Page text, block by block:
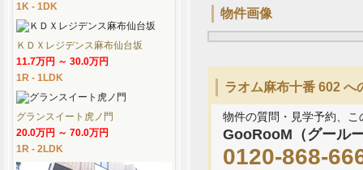
物件画像
ラオム麻布十番 602
物件の質問・見学予約、
GooRooM（グール
0120-868-
1K - 1DK
ＫＤＸレジデンス麻布仙台坂
11.7万円 ～ 30.0万円
1R - 1LDK
グランスイート虎ノ門
20.0万円 ～ 70.0万円
1R - 2LDK